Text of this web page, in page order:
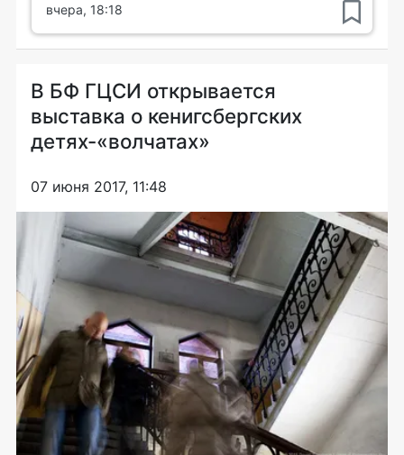
вчера, 18:18
В БФ ГЦСИ открывается
выставка о кенигсбергских
детях-«волчатах»
07 июня 2017, 11:48